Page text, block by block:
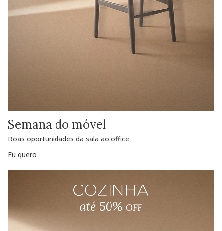
Semana do móvel
Boas oportunidades da sala ao office
Eu quero